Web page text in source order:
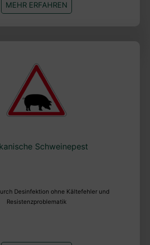
MEHR ERFAHREN
Schweinepest
Desinfektion ohne Kältefehler und
Resistenzproblematik